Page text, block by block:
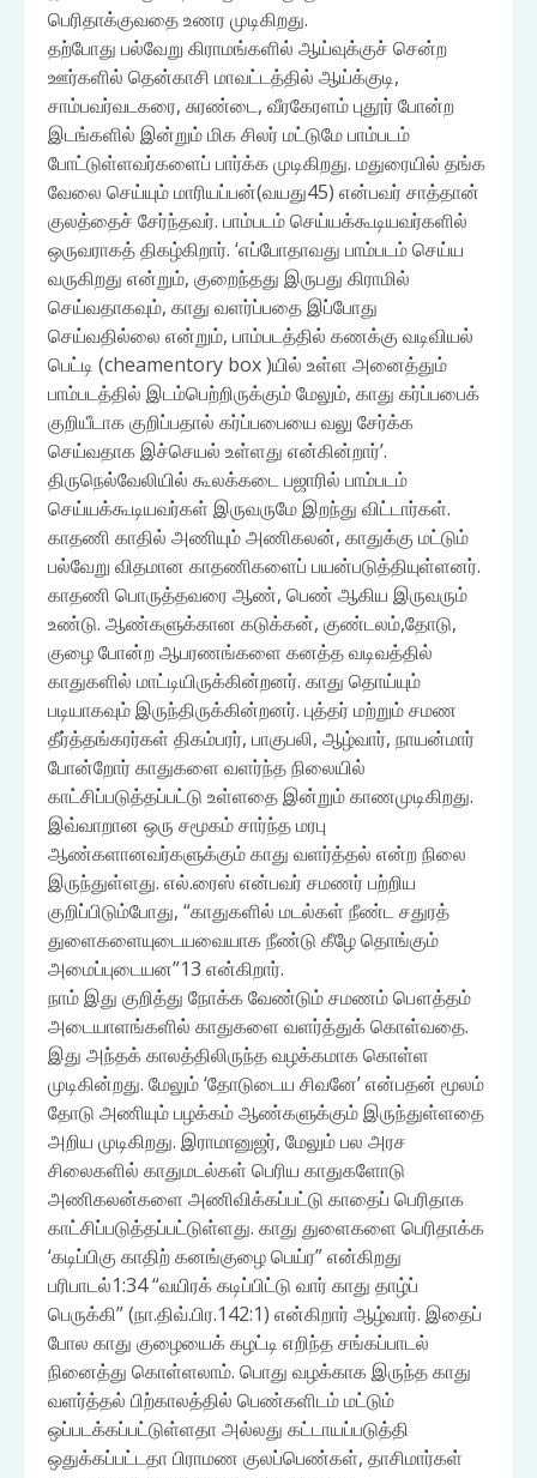
பெரிதாக்குவதை உணர முடிகிறது.
தற்போது பல்வேறு கிராமங்களில் ஆய்வுக்குச் சென்ற
ஊர்களில் தென்காசி மாவட்டத்தில் ஆய்க்குடி,
சாம்பவர்வடகரை, சுரண்டை, வீரகேரளம் புதூர் போன்ற
இடங்களில் இன்றும் மிக சிலர் மட்டுமே பாம்படம்
போட்டுள்ளவர்களைப் பார்க்க முடிகிறது. மதுரையில் தங்க
வேலை செய்யும் மாரியப்பன்(வயது45) என்பவர் சாத்தான்
குலத்தைச் சேர்ந்தவர். பாம்படம் செய்யக்கூடியவர்களில்
ஒருவராகத் திகழ்கிறார். ‘எப்போதாவது பாம்படம் செய்ய
வருகிறது என்றும், குறைந்தது இருபது கிராமில்
செய்வதாகவும், காது வளர்ப்பதை இப்போது
செய்வதில்லை என்றும், பாம்படத்தில் கணக்கு வடிவியல்
பெட்டி (cheamentory box )யில் உள்ள அனைத்தும்
பாம்படத்தில் இடம்பெற்றிருக்கும் மேலும், காது கர்ப்பபைக்
குறியீடாக குறிப்பதால் கர்ப்பபையை வலு சேர்க்க
செய்வதாக இச்செயல் உள்ளது என்கின்றார்’.
திருநெல்வேலியில் கூலக்கடை பஜாரில் பாம்படம்
செய்யக்கூடியவர்கள் இருவருமே இறந்து விட்டார்கள்.
காதணி காதில் அணியும் அணிகலன், காதுக்கு மட்டும்
பல்வேறு விதமான காதணிகளைப் பயன்படுத்தியுள்ளனர்.
காதணி பொருத்தவரை ஆண், பெண் ஆகிய இருவரும்
உண்டு. ஆண்களுக்கான கடுக்கன், குண்டலம்,தோடு,
குழை போன்ற ஆபரணங்களை கனத்த வடிவத்தில்
காதுகளில் மாட்டியிருக்கின்றனர். காது தொய்யும்
படியாகவும் இருந்திருக்கின்றனர். புத்தர் மற்றும் சமண
தீர்த்தங்கரர்கள் திகம்பரர், பாகுபலி, ஆழ்வார், நாயன்மார்
போன்றோர் காதுகளை வளர்ந்த நிலையில்
காட்சிப்படுத்தப்பட்டு உள்ளதை இன்றும் காணமுடிகிறது.
இவ்வாறான ஒரு சமூகம் சார்ந்த மரபு
ஆண்களானவர்களுக்கும் காது வளர்த்தல் என்ற நிலை
இருந்துள்ளது. எல்.ரைஸ் என்பவர் சமணர் பற்றிய
குறிப்பிடும்போது, “காதுகளில் மடல்கள் நீண்ட சதுரத்
துளைகளையுடையவையாக நீண்டு கீழே தொங்கும்
அமைப்புடையன”13 என்கிறார்.
நாம் இது குறித்து நோக்க வேண்டும் சமணம் பௌத்தம்
அடையாளங்களில் காதுகளை வளர்த்துக் கொள்வதை.
இது அந்தக் காலத்திலிருந்த வழக்கமாக கொள்ள
முடிகின்றது. மேலும் ‘தோடுடைய சிவனே’ என்பதன் மூலம்
தோடு அணியும் பழக்கம் ஆண்களுக்கும் இருந்துள்ளதை
அறிய முடிகிறது. இராமானுஜர், மேலும் பல அரச
சிலைகளில் காதுமடல்கள் பெரிய காதுகளோடு
அணிகலன்களை அணிவிக்கப்பட்டு காதைப் பெரிதாக
காட்சிப்படுத்தப்பட்டுள்ளது. காது துளைகளை பெரிதாக்க
‘கடிப்பிகு காதிற் கனங்குழை பெய்ர” என்கிறது
பரிபாடல்1:34 “வயிரக் கடிப்பிட்டு வார் காது தாழ்ப்
பெருக்கி” (நா.திவ்.பிர.142:1) என்கிறார் ஆழ்வார். இதைப்
போல காது குழையைக் கழட்டி எறிந்த சங்கப்பாடல்
நினைத்து கொள்ளலாம். பொது வழக்காக இருந்த காது
வளர்த்தல் பிற்காலத்தில் பெண்களிடம் மட்டும்
ஒப்படக்கப்பட்டுள்ளதா அல்லது கட்டாயப்படுத்தி
ஒதுக்கப்பட்டதா பிராமண குலப்பெண்கள், தாசிமார்கள்